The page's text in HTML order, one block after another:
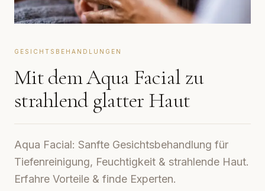
GESICHTSBEHANDLUNGEN
Mit dem Aqua Facial zu
strahlend glatter Haut
Aqua Facial: Sanfte Gesichtsbehandlung für
Tiefenreinigung, Feuchtigkeit & strahlende Haut.
Erfahre Vorteile & finde Experten.